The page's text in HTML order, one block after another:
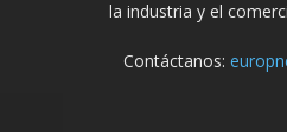
la industria y el
Contáctanos: